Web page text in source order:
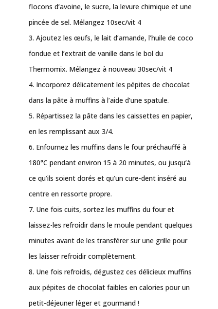
flocons d’avoine, le sucre, la levure chimique et une
pincée de sel. Mélangez 10sec/vit 4
Ajoutez les œufs, le lait d’amande, l’huile de coco
fondue et l’extrait de vanille dans le bol du
Thermomix. Mélangez à nouveau 30sec/vit 4
Incorporez délicatement les pépites de chocolat
dans la pâte à muffins à l’aide d’une spatule.
Répartissez la pâte dans les caissettes en papier,
en les remplissant aux 3/4.
Enfournez les muffins dans le four préchauffé à
180°C pendant environ 15 à 20 minutes, ou jusqu’à
ce qu’ils soient dorés et qu’un cure-dent inséré au
centre en ressorte propre.
Une fois cuits, sortez les muffins du four et
laissez-les refroidir dans le moule pendant quelques
minutes avant de les transférer sur une grille pour
les laisser refroidir complètement.
Une fois refroidis, dégustez ces délicieux muffins
aux pépites de chocolat faibles en calories pour un
petit-déjeuner léger et gourmand !